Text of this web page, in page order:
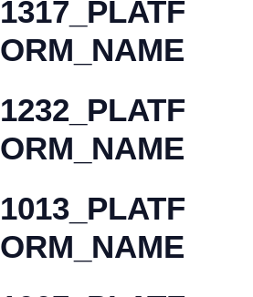
1317_PLATF
ORM_NAME
1232_PLATF
ORM_NAME
1013_PLATF
ORM_NAME